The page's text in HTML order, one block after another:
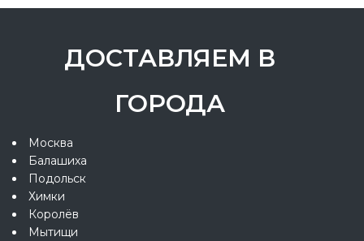
ДОСТАВЛЯЕМ В
ГОРОДА
Москва
Балашиха
Подольск
Химки
Королёв
Мытищи